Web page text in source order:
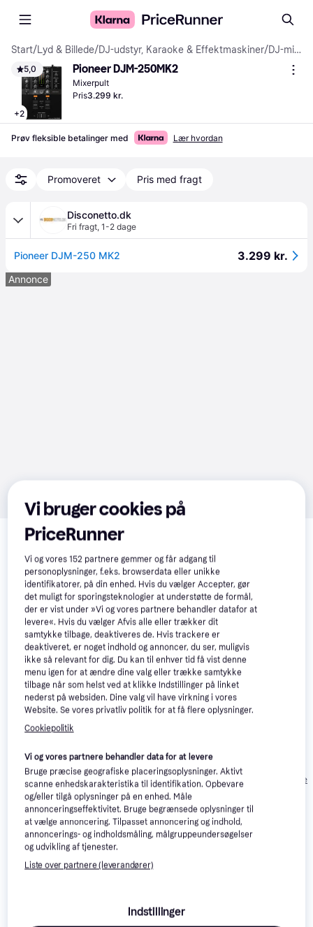
Start/Lyd & Billede/DJ-udstyr, Karaoke & Effektmaskiner/ DJ-mixere
5,0
+2
Pioneer DJM-250MK2
Mixerpult
Pris3.299 kr.
Prøv fleksible betalinger med Lær hvordan
Promoveret Pris med fragt
Disconetto.dk
Fri fragt, 1-2 dage
Pioneer DJM-250 MK2 3.299 kr.
Annonce
Relaterede produkter
interesser. Vis alle
450
6.159 kr.
Pioneer DJM-750
MK2
5
10.789 kr.
Eller 3 betalinger
Anmeldelser
Vi bruger cookies på
PriceRunner
Vi og vores152 partnere gemmer og får adgang til
personoplysninger, f.eks. browserdata eller unikke
identifikatorer, på din enhed. Hvis du vælger Accepter, gør
det muligt for sporingsteknologier at understøtte de formål,
der er vist under »Vi og vores partnere behandler datafor at
levere«. Hvis du vælger Afvis alle eller trækker dit
samtykke tilbage, deaktiveres de. Hvis trackere er
deaktiveret, er noget indhold og annoncer, du ser, muligvis
ikke så relevant for dig. Du kan til enhver tid få vist denne
menu igen for at ændre dine valg eller trække samtykke
tilbage når som helst ved at klikke Indstillinger på linket
nederst på websiden. Dine valg vil have virkning i vores
Website. Se vores privatliv politik for at få flere oplysninger.
Cookiepolitik
Vi og vores partnere behandler data for at levere
Bruge præcise geografiske placeringsoplysninger. Aktivt
scanne enhedskarakteristika til identifikation. Opbevare
og/eller tilgå oplysninger på en enhed. Måle
annonceringseffektivitet. Bruge begrænsede oplysninger til
at vælge annoncering. Tilpasset annoncering og indhold,
annoncerings- og indholdsmåling, målgruppeundersøgelser
og udvikling af tjenester.
Liste over partnere (leverandører)
Indstillinger